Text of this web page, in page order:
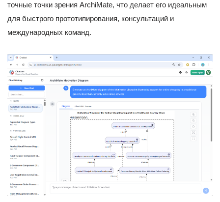
точные точки зрения ArchiMate, что делает его идеальным
для быстрого прототипирования, консультаций и
международных команд.